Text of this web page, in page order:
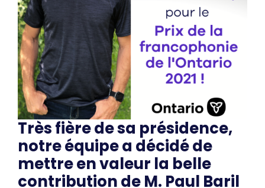
Très fière de sa présidence,
notre équipe a décidé de
mettre en valeur la belle
contribution de M. Paul Baril